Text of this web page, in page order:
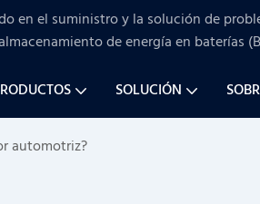
en el suministro y la solución de
de energía en baterías
SOLUCIÓN
automotriz?